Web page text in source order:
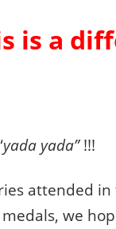
is a
yada yada”!!!
attended in
we